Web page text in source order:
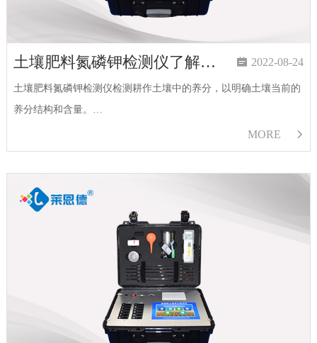
土壤肥料氮磷钾检测仪了解作物实际情况  2022-08-24
土壤肥料氮磷钾检测仪检测耕作土壤中的养分，以明确土壤当前的
养分结构和含量。…
MORE 